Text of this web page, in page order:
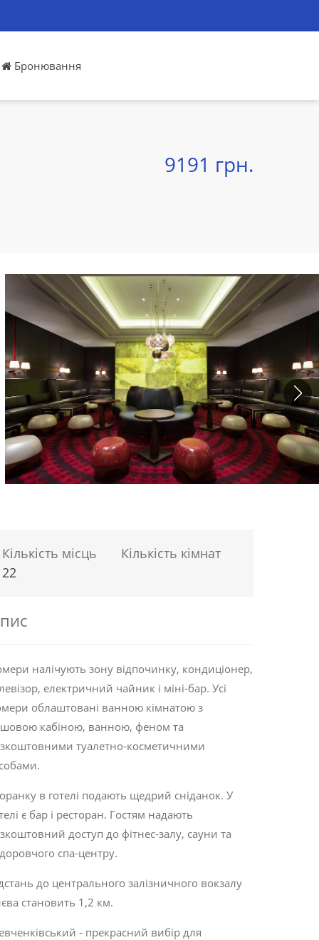
Бронювання
9191 грн.
Кількість місць
22
Кількість кімнат
налічують зону відпочинку, кондиціонер,
електричний чайник і міні-бар. Усі
облаштовані ванною кімнатою з
кабіною, ванною, феном та
туалетно-косметичними
в готелі подають щедрий сніданок. У
є бар і ресторан. Гостям надають
доступ до фітнес-залу, сауни та
спа-центру.
до центрального залізничного вокзалу
становить 1,2 км.
- прекрасний вибір для